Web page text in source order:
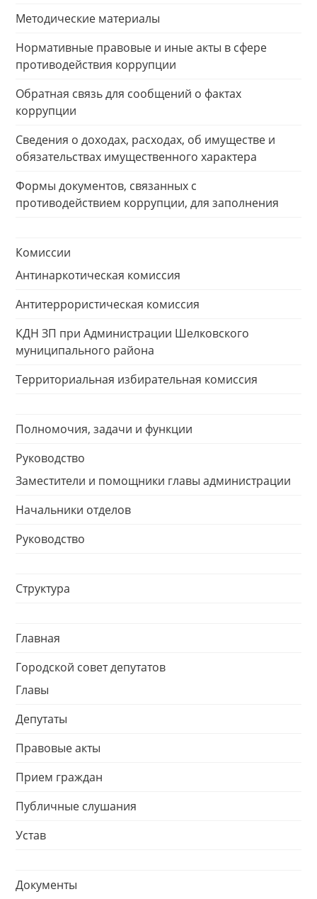
Методические материалы
Нормативные правовые и иные акты в сфере
противодействия коррупции
Обратная связь для сообщений о фактах
коррупции
Сведения о доходах, расходах, об имуществе и
обязательствах имущественного характера
Формы документов, связанных с
противодействием коррупции, для заполнения
Комиссии
Антинаркотическая комиссия
Антитеррористическая комиссия
КДН ЗП при Администрации Шелковского
муниципального района
Территориальная избирательная комиссия
Полномочия, задачи и функции
Руководство
Заместители и помощники главы администрации
Начальники отделов
Руководство
Структура
Главная
Городской совет депутатов
Главы
Депутаты
Правовые акты
Прием граждан
Публичные слушания
Устав
Документы